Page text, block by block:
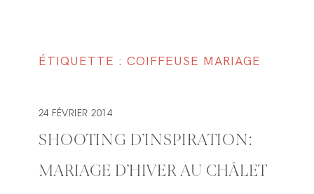
ÉTIQUETTE : COIFFEUSE MARIAGE
24 FÉVRIER 2014
SHOOTING D’INSPIRATION:
MARIAGE D’HIVER AU CHÂLET